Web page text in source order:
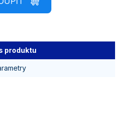
produktu